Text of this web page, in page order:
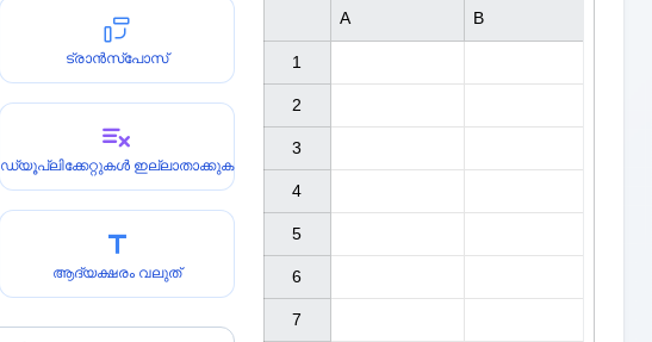
ട്രാൻസ്പോസ്
ഡ്യൂപ്ലിക്കേറ്റുകൾ ഇല്ലാതാക്കുക
ആദ്യക്ഷരം വലുത്
1
2
3
4
5
6
7
A B